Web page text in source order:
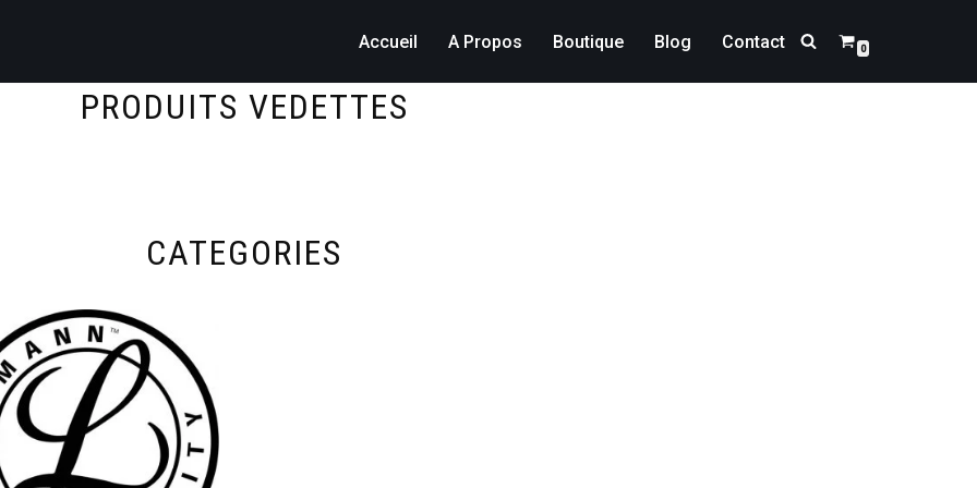
Accueil A Propos Boutique Blog Contact 0
PRODUITS VEDETTES
CATEGORIES